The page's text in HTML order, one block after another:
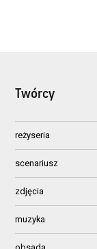
Twórcy
reżyseria
scenariusz
zdjęcia
muzyka